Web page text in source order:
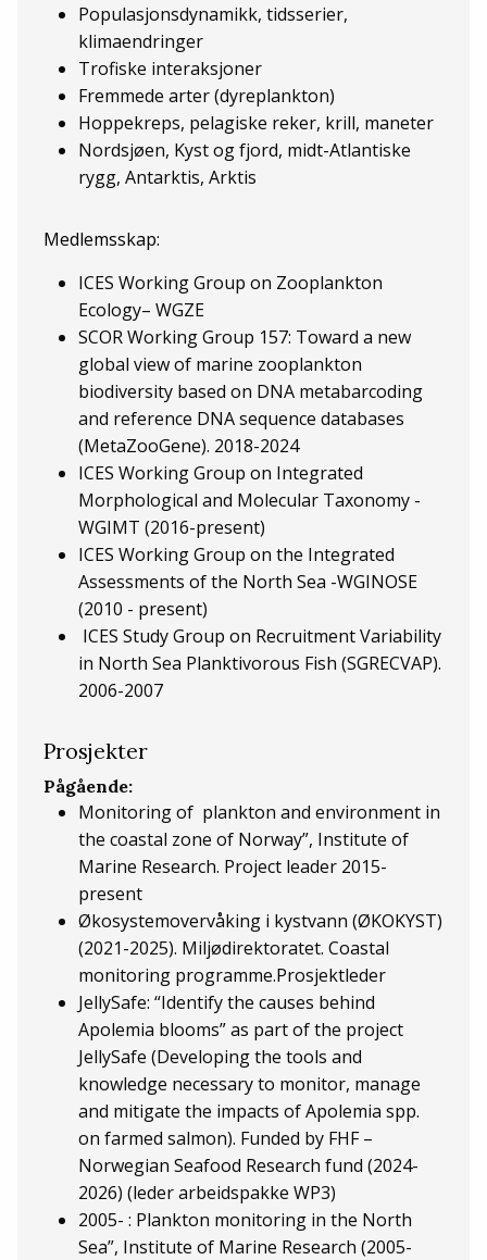
Populasjonsdynamikk, tidsserier,
klimaendringer
Trofiske interaksjoner
Fremmede arter (dyreplankton)
Hoppekreps, pelagiske reker, krill, maneter
Nordsjøen, Kyst og fjord, midt-Atlantiske
rygg, Antarktis, Arktis
Medlemsskap:
ICES Working Group on Zooplankton
Ecology– WGZE
SCOR Working Group 157: Toward a new
global view of marine zooplankton
biodiversity based on DNA metabarcoding
and reference DNA sequence databases
(MetaZooGene). 2018-2024
ICES Working Group on Integrated
Morphological and Molecular Taxonomy -
WGIMT (2016-present)
ICES Working Group on the Integrated
Assessments of the North Sea -WGINOSE
(2010 - present)
ICES Study Group on Recruitment Variability
in North Sea Planktivorous Fish (SGRECVAP).
2006-2007
Prosjekter
Pågående:
​Monitoring of plankton and environment in
the coastal zone of Norway”, Institute of
Marine Research. Project leader 2015-
present
Økosystemovervåking i kystvann (ØKOKYST)
(2021-2025). Miljødirektoratet. Coastal
monitoring programme.Prosjektleder
JellySafe: “Identify the causes behind
Apolemia blooms” as part of the project
JellySafe (Developing the tools and
knowledge necessary to monitor, manage
and mitigate the impacts of Apolemia spp.
on farmed salmon). Funded by FHF –
Norwegian Seafood Research fund (2024-
2026) (leder arbeidspakke WP3)
2005- : Plankton monitoring in the North
Sea”, Institute of Marine Research (2005-